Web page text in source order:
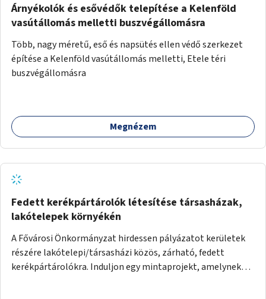
Árnyékolók és esővédők telepítése a Kelenföld
vasútállomás melletti buszvégállomásra
Több, nagy méretű, eső és napsütés ellen védő szerkezet
építése a Kelenföld vasútállomás melletti, Etele téri
buszvégállomásra
Megnézem
Fedett kerékpártárolók létesítése társasházak,
lakótelepek környékén
A Fővárosi Önkormányzat hirdessen pályázatot kerületek
részére lakótelepi/társasházi közös, zárható, fedett
kerékpártárolókra. Induljon egy mintaprojekt, amelynek